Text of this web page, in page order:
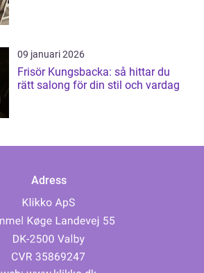
09 januari 2026
Frisör Kungsbacka: så hittar du
rätt salong för din stil och vardag
Adress